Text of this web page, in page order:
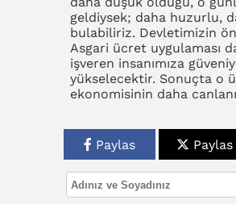
geldiysek; daha huzurlu,
bulabiliriz. Devletimizin
Asgari ücret uygulaması
işveren insanımıza
yükselecektir. Sonuçta o
ekonomisinin daha
Paylas Paylas